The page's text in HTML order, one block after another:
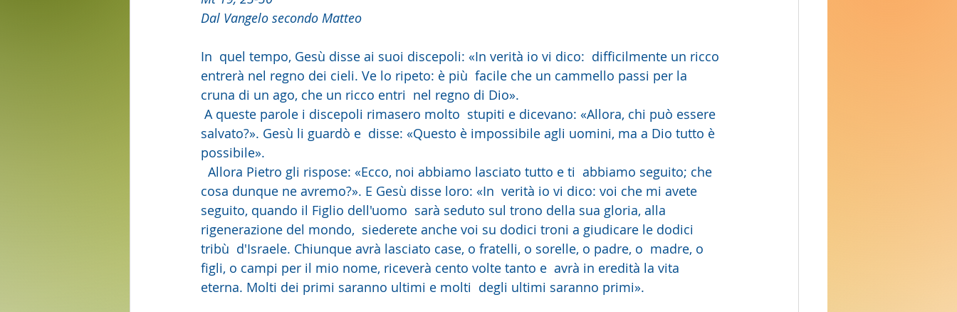
Dal Vangelo secondo Matteo
In  quel tempo, Gesù disse ai suoi discepoli: «In verità io vi dico:  difficilmente un ricco
entrerà nel regno dei cieli. Ve lo ripeto: è più  facile che un cammello passi per la
cruna di un ago, che un ricco entri  nel regno di Dio».
salvato?». Gesù li guardò e  disse: «Questo è impossibile agli uomini, ma a Dio tutto è
possibile».
cosa dunque ne avremo?». E Gesù disse loro: «In  verità io vi dico: voi che mi avete
seguito, quando il Figlio dell'uomo  sarà seduto sul trono della sua gloria, alla
rigenerazione del mondo,  siederete anche voi su dodici troni a giudicare le dodici
tribù  d'Israele. Chiunque avrà lasciato case, o fratelli, o sorelle, o padre, o  madre, o
figli, o campi per il mio nome, riceverà cento volte tanto e  avrà in eredità la vita
eterna. Molti dei primi saranno ultimi e molti  degli ultimi saranno primi».